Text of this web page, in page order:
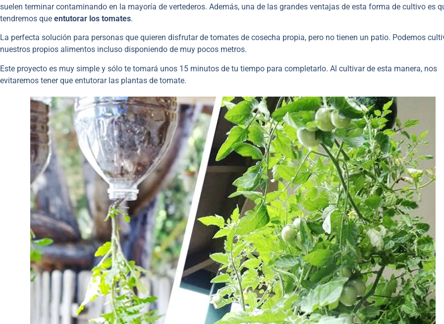
suelen terminar contaminando en la mayoría de vertederos. Además, una de las grandes ventajas de esta forma de cultivo es
tendremos que entutorar los tomates.
La perfecta solución para personas que quieren disfrutar de tomates de cosecha propia, pero no tienen un patio. Podemos
nuestros propios alimentos incluso disponiendo de muy pocos metros.
Este proyecto es muy simple y sólo te tomará unos 15 minutos de tu tiempo para completarlo. Al cultivar de esta manera, nos
evitaremos tener que entutorar las plantas de tomate.